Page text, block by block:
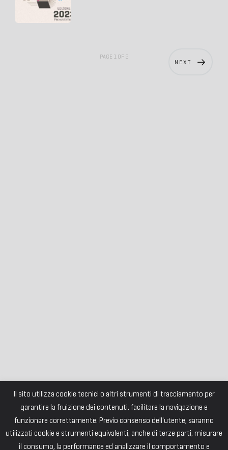
NEXT
PAGE 1 OF 2
Il sito utilizza cookie tecnici o altri strumenti di tracciamento per
garantire la fruizione dei contenuti, facilitare la navigazione e
funzionare correttamente. Previo consenso dell'utente, saranno
utilizzati cookie e strumenti equivalenti, anche di terze parti, misurare
il consumo, la performance ed analizzare il comportamento e